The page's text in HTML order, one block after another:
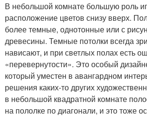
В небольшой комнате большую роль
расположение цветов снизу вверх.
более темные, однотонные или с
древесины. Темные потолки всегда
нависают, и при светлых полах есть
«перевернутости». Это особый
который уместен в авангардном
решения каких-то других
в небольшой квадратной комнате
на пололке по диагонали, и это тоже